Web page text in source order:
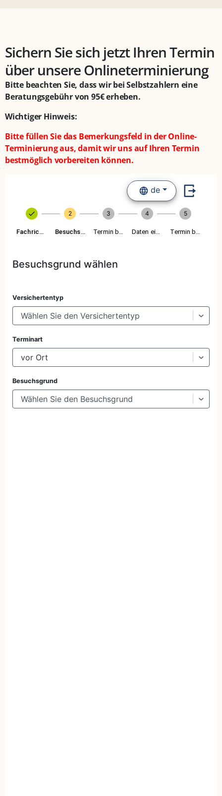
Sichern Sie sich jetzt Ihren Termin
über unsere Onlineterminierung
Bitte beachten Sie, dass wir bei Selbstzahlern eine
Beratungsgebühr von 95€ erheben.
Wichtiger Hinweis:
Bitte füllen Sie das Bemerkungsfeld in der Online-
Terminierung aus, damit wir uns auf Ihren Termin
bestmöglich vorbereiten können.